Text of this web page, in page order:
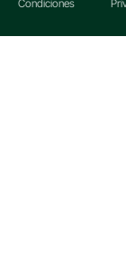
Condiciones